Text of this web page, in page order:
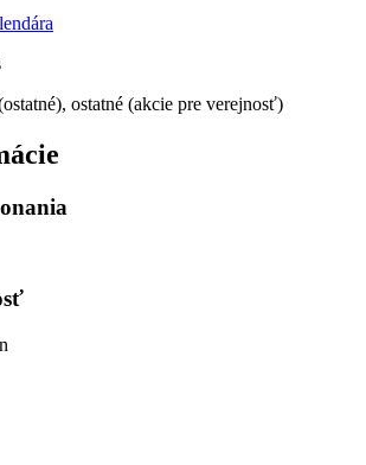
ostatné (akcie pre verejnosť)